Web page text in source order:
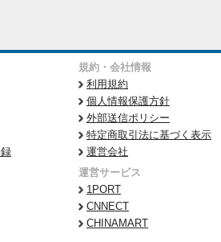
規約・会社情報
利用規約
個人情報保護方針
外部送信ポリシー
特定商取引法に基づく表示
運営会社
運営サービス
1PORT
CNNECT
CHINAMART